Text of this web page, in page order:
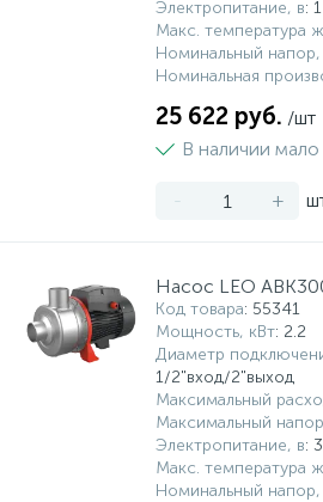
Электропитание, в:
Макс. температура
Номинальный
Номинальная
25 622 руб. /шт
В наличии мало
- +
Насос LEO
Код товара: 55341
Мощность, кВт: 2.2
Диаметр
1/2"вход/2"выход
Максимальный
Максимальный
Электропитание, в:
Макс. температура
Номинальный